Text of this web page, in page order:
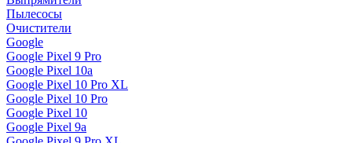
Пылесосы
Очистители
Google
Google Pixel 9 Pro
Google Pixel 10a
Google Pixel 10 Pro XL
Google Pixel 10 Pro
Google Pixel 10
Google Pixel 9a